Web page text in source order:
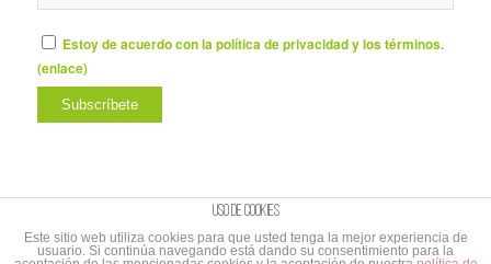
Estoy de acuerdo con la política de privacidad y los términos.
(enlace)
Uso de cookies
Este sitio web utiliza cookies para que usted tenga la mejor experiencia de
usuario. Si continúa navegando está dando su consentimiento para la